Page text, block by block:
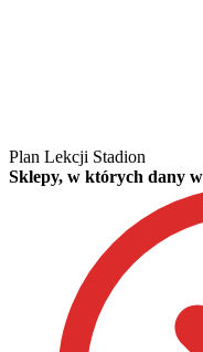
Plan Lekcji Stadion
Sklepy, w których dany